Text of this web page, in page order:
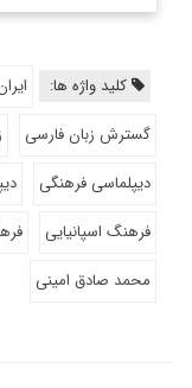
کلید واژه ها:
گسترش زبان فارسی
دیپلماسی فرهنگی
فرهنگ اسپانیایی
محمد صادق امینی